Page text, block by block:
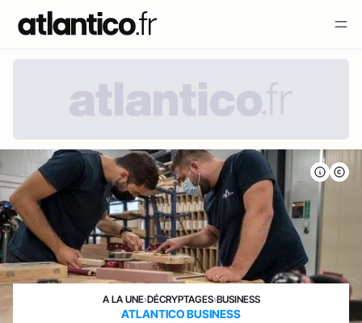
A LA UNE›DÉCRYPTAGES›BUSINESS
ATLANTICO BUSINESS